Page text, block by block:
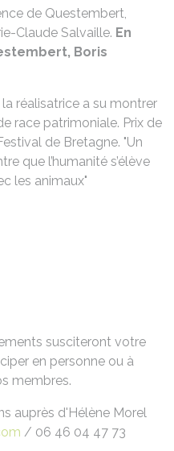
de Questembert,
Claude Salvaille. En
Boris
réalisatrice a su montrer
race patrimoniale. Prix de
de Bretagne. "Un
que l’humanité s’élève
les animaux"
susciteront votre
en personne ou à
membres.
auprès d'Hélène Morel
/ 06 46 04 47 73